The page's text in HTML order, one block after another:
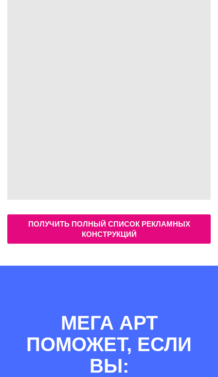
ПОЛУЧИТЬ ПОЛНЫЙ СПИСОК РЕКЛАМНЫХ
КОНСТРУКЦИЙ
МЕГА АРТ
ПОМОЖЕТ, ЕСЛИ
ВЫ: